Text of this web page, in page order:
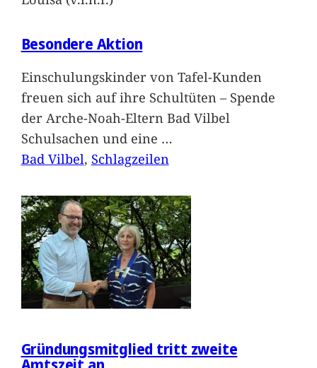
Besondere Aktion
Einschulungskinder von Tafel-Kunden
freuen sich auf ihre Schultüten – Spende
der Arche-Noah-Eltern Bad Vilbel
Schulsachen und eine …
Bad Vilbel, Schlagzeilen
Gründungsmitglied tritt zweite